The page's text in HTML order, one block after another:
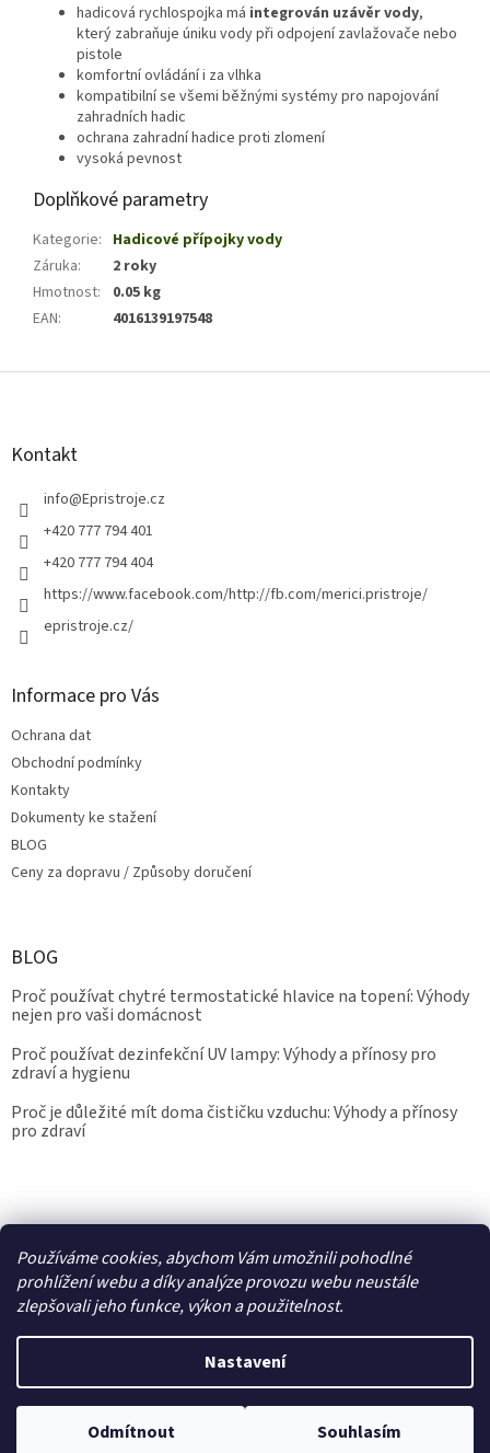
Používáme cookies, abychom Vám umožnili pohodlné
prohlížení webu a díky analýze provozu webu neustále
zlepšovali jeho funkce, výkon a použitelnost.
Nastavení
Odmítnout Souhlasím
hadicová rychlospojka má integrován uzávěr vody,
který zabraňuje úniku vody při odpojení zavlažovače nebo
pistole
komfortní ovládání i za vlhka
kompatibilní se všemi běžnými systémy pro napojování
zahradních hadic
ochrana zahradní hadice proti zlomení
vysoká pevnost
Doplňkové parametry
Kategorie: Hadicové přípojky vody
Záruka:
2 roky
Hmotnost:
0.05 kg
EAN: 4016139197548
Z
Kontakt
info@Epristroje.cz
+420 777 794 401
+420 777 794 404
https://www.facebook.com/http://fb.com/merici.pristroje/
epristroje.cz/
Informace pro Vás
Ochrana dat
Obchodní podmínky
Kontakty
Dokumenty ke stažení
BLOG
Ceny za dopravu / Způsoby doručení
BLOG
Proč používat chytré termostatické hlavice na topení: Výhody
nejen pro vaši domácnost
Proč používat dezinfekční UV lampy: Výhody a přínosy pro
zdraví a hygienu
Proč je důležité mít doma čističku vzduchu: Výhody a přínosy
pro zdraví
Vytvořil Shoptet
Copyright 2026Epřístroje.cz. Všechna práva vyhrazena.Upravit